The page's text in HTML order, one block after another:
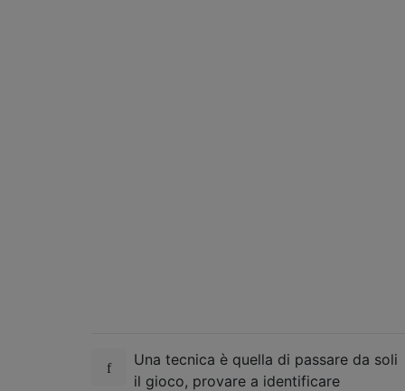
Una tecnica è quella di passare da soli
il gioco, provare a identificare